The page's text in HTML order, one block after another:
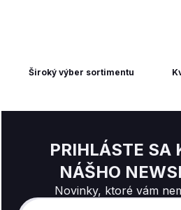
Široký výber sortimentu
PRIHLÁSTE SA
NÁŠHO
Novinky, ktoré vám